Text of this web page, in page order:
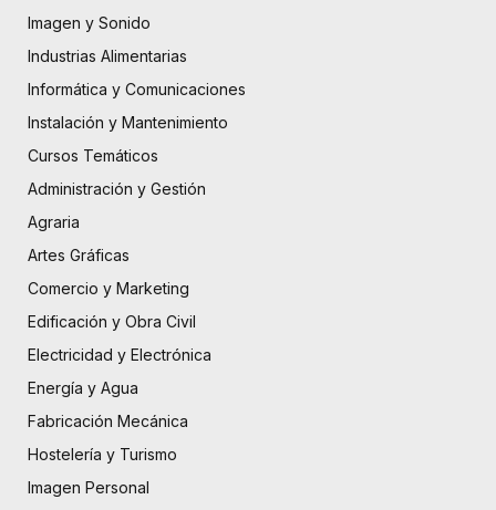
Imagen y Sonido
Industrias Alimentarias
Informática y Comunicaciones
Instalación y Mantenimiento
Cursos Temáticos
Administración y Gestión
Agraria
Artes Gráficas
Comercio y Marketing
Edificación y Obra Civil
Electricidad y Electrónica
Energía y Agua
Fabricación Mecánica
Hostelería y Turismo
Imagen Personal